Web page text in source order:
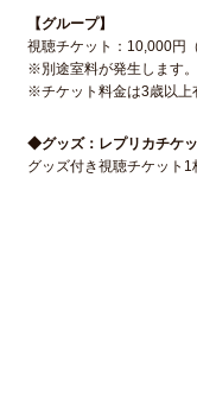
【グループ】
視聴チケット：10,000円
※別途室料が発生します。
※チケット料金は3歳以上
◆グッズ：レプリカチケ
グッズ付き視聴チケット